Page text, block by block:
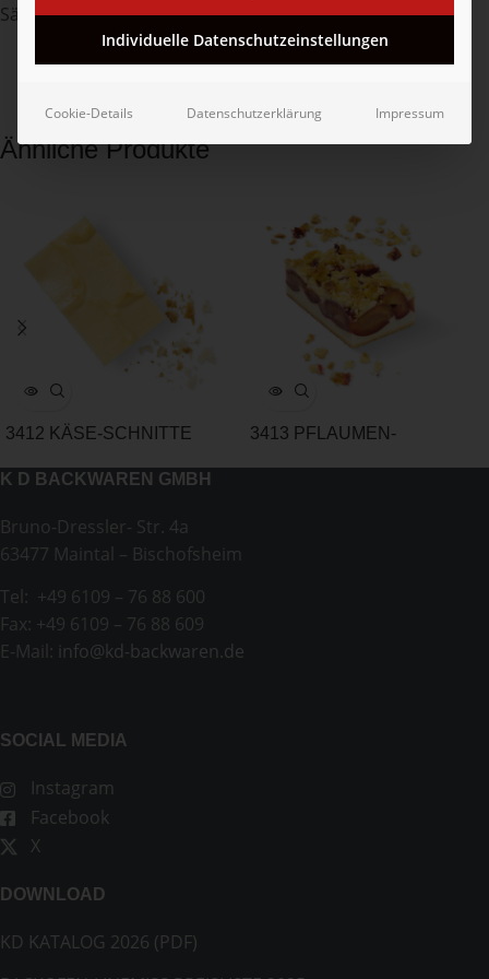
Säureregulator (E330)].
Ähnliche Produkte
3412 KÄSE-SCHNITTE
3413 PFLAUMEN-
K D BACKWAREN GMBH
Bruno-Dressler- Str. 4a
63477 Maintal – Bischofsheim
Tel: +49 6109 – 76 88 600
Fax: +49 6109 – 76 88 609
E-Mail: info@kd-backwaren.de
SOCIAL MEDIA
Instagram
Facebook
X
DOWNLOAD
KD KATALOG 2026 (PDF)
Individuelle Datenschutzeinstellungen
Cookie-Details Datenschutzerklärung Impressum